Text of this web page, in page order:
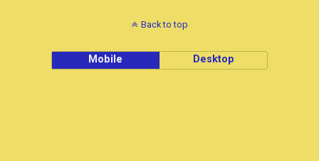
Back to top
Mobile Desktop